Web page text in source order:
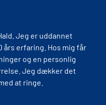
Jeg er uddannet
års erfaring. Hos mig får
og en personlig
Jeg dækker det
at ringe.